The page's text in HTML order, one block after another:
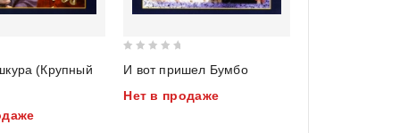
(Крупный
of
И вот пришел Бумбо
Нет в продаже